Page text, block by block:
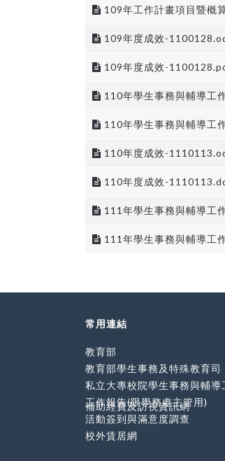
109年工作計畫項目暨概
109年度成效-
109年度成效-
110年學生事務與輔導工
110年學生事務與輔導工
110年度成效-
110年度成效-
111年學生事務與輔導工
111年學生事務與輔導工
常用連結
教育部
教育部學生事務及特殊教育司
私立大專校院學生事務與輔導
補助經費及訪視資訊網
工作報告(限學務處主管用)
活動簽到與滿意度調查
校外賃居網